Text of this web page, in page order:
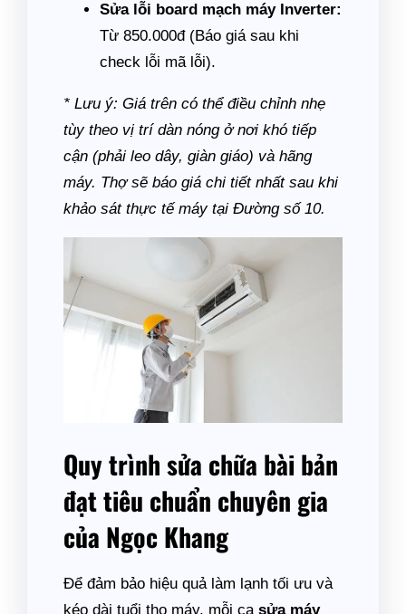
Sửa lỗi board mạch máy Inverter:
Từ 850.000đ (Báo giá sau khi
check lỗi mã lỗi).
* Lưu ý: Giá trên có thể điều chỉnh nhẹ
tùy theo vị trí dàn nóng ở nơi khó tiếp
cận (phải leo dây, giàn giáo) và hãng
máy. Thợ sẽ báo giá chi tiết nhất sau khi
khảo sát thực tế máy tại Đường số 10.
Quy trình sửa chữa bài bản
đạt tiêu chuẩn chuyên gia
của Ngọc Khang
Để đảm bảo hiệu quả làm lạnh tối ưu và
kéo dài tuổi thọ máy, mỗi ca sửa máy